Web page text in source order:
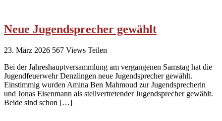
Neue Jugendsprecher gewählt
23. März 2026 567 Views Teilen
Bei der Jahreshauptversammlung am vergangenen Samstag hat die
Jugendfeuerwehr Denzlingen neue Jugendsprecher gewählt.
Einstimmig wurden Amina Ben Mahmoud zur Jugendsprecherin
und Jonas Eisenmann als stellvertretender Jugendsprecher gewählt.
Beide sind schon […]